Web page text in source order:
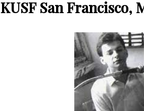
KUSF San Francisco,